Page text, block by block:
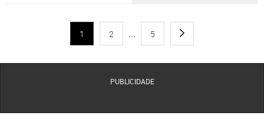
1 2 ... 5
PUBLICIDADE